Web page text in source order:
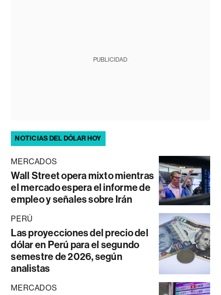
PUBLICIDAD
NOTICIAS DEL DÓLAR HOY
MERCADOS
Wall Street opera mixto mientras
el mercado espera el informe de
empleo y señales sobre Irán
PERÚ
Las proyecciones del precio del
dólar en Perú para el segundo
semestre de 2026, según
analistas
MERCADOS